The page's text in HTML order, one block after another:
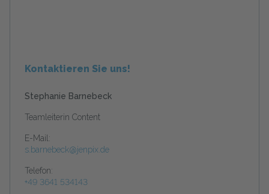
Kontaktieren Sie uns!
Stephanie Barnebeck
Teamleiterin Content
E-Mail:
s.barnebeck@jenpix.de
Telefon:
+49 3641 534143